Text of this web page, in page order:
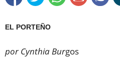
EL PORTEÑO
por Cynthia Burgos